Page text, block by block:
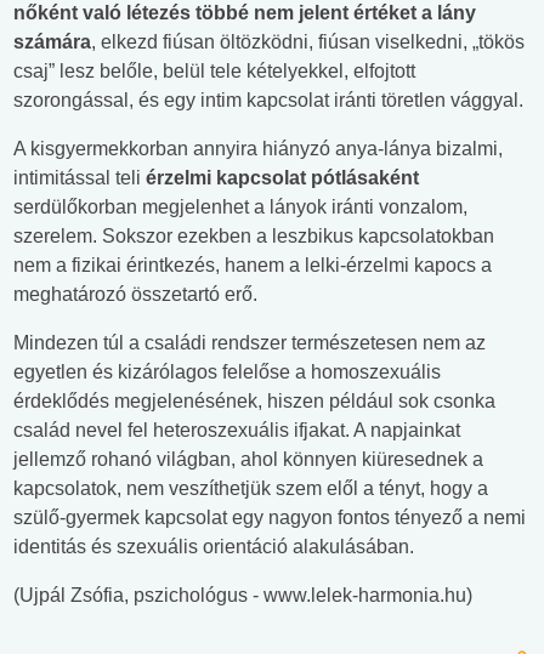
nőként való létezés többé nem jelent értéket a lány
számára, elkezd fiúsan öltözködni, fiúsan viselkedni, „tökös
csaj” lesz belőle, belül tele kételyekkel, elfojtott
szorongással, és egy intim kapcsolat iránti töretlen vággyal.
A kisgyermekkorban annyira hiányzó anya-lánya bizalmi,
intimitással teli érzelmi kapcsolat pótlásaként
serdülőkorban megjelenhet a lányok iránti vonzalom,
szerelem. Sokszor ezekben a leszbikus kapcsolatokban
nem a fizikai érintkezés, hanem a lelki-érzelmi kapocs a
meghatározó összetartó erő.
Mindezen túl a családi rendszer természetesen nem az
egyetlen és kizárólagos felelőse a homoszexuális
érdeklődés megjelenésének, hiszen például sok csonka
család nevel fel heteroszexuális ifjakat. A napjainkat
jellemző rohanó világban, ahol könnyen kiüresednek a
kapcsolatok, nem veszíthetjük szem elől a tényt, hogy a
szülő-gyermek kapcsolat egy nagyon fontos tényező a nemi
identitás és szexuális orientáció alakulásában.
(Ujpál Zsófia, pszichológus - www.lelek-harmonia.hu)